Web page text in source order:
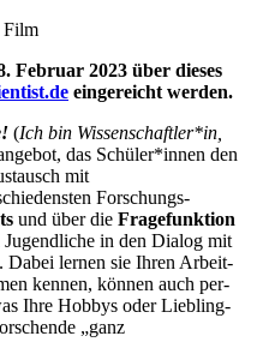
Feb­ru­ar 2023 über dieses
eingereicht werden.
(Ich bin Wissenschaftler*in,
das Schüler*innen den
mit
Forschungs­
und über die Frage­funk­tion
in den Dia­log mit
Dabei lernen sie Ihren Arbeit­
kennen, können auch per­
Ihre Hobbys oder Liebling­
„ganz